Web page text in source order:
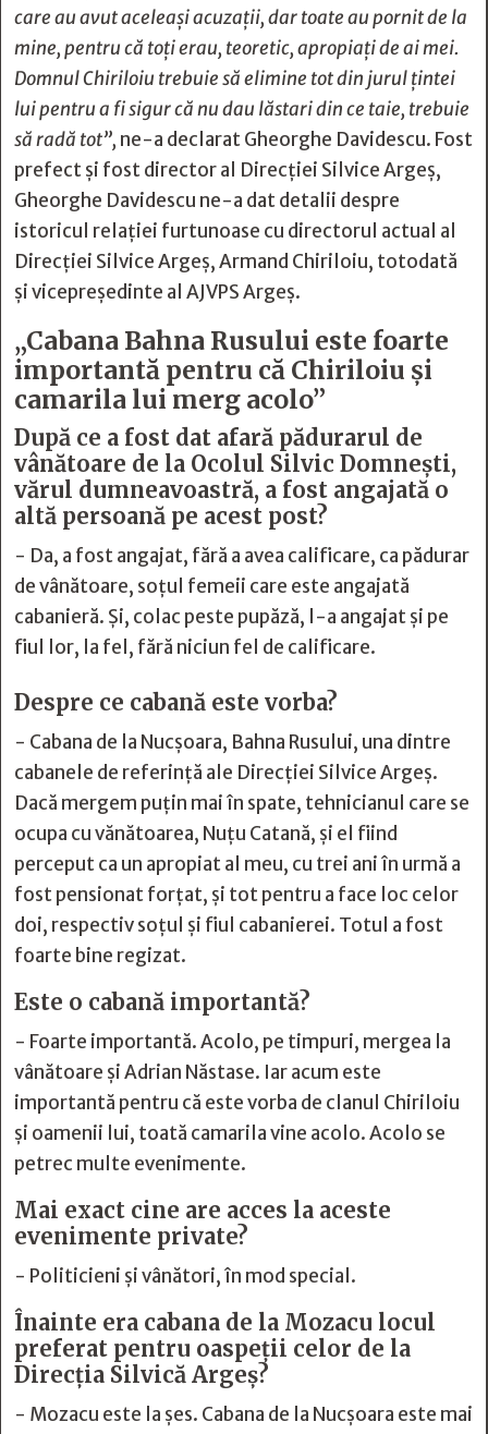
care au avut aceleași acuzații, dar toate au pornit de la
mine, pentru că toți erau, teoretic, apropiați de ai mei.
Domnul Chiriloiu trebuie să elimine tot din jurul țintei
lui pentru a fi sigur că nu dau lăstari din ce taie, trebuie
să radă tot”, ne-a declarat Gheorghe Davidescu. Fost
prefect și fost director al Direcției Silvice Argeș,
Gheorghe Davidescu ne-a dat detalii despre
istoricul relației furtunoase cu directorul actual al
Direcției Silvice Argeș, Armand Chiriloiu, totodată
și vicepreședinte al AJVPS Argeș.
„Cabana Bahna Rusului este foarte
importantă pentru că Chiriloiu și
camarila lui merg acolo”
După ce a fost dat afară pădurarul de
vânătoare de la Ocolul Silvic Domnești,
vărul dumneavoastră, a fost angajată o
altă persoană pe acest post?
- Da, a fost angajat, fără a avea calificare, ca pădurar
de vânătoare, soțul femeii care este angajată
cabanieră. Și, colac peste pupăză, l-a angajat și pe
fiul lor, la fel, fără niciun fel de calificare.
Despre ce cabană este vorba?
- Cabana de la Nucșoara, Bahna Rusului, una dintre
cabanele de referință ale Direcției Silvice Argeș.
Dacă mergem puțin mai în spate, tehnicianul care se
ocupa cu vănătoarea, Nuțu Catană, și el fiind
perceput ca un apropiat al meu, cu trei ani în urmă a
fost pensionat forțat, și tot pentru a face loc celor
doi, respectiv soțul și fiul cabanierei. Totul a fost
foarte bine regizat.
Este o cabană importantă?
- Foarte importantă. Acolo, pe timpuri, mergea la
vânătoare și Adrian Năstase. Iar acum este
importantă pentru că este vorba de clanul Chiriloiu
și oamenii lui, toată camarila vine acolo. Acolo se
petrec multe evenimente.
Mai exact cine are acces la aceste
evenimente private?
- Politicieni și vânători, în mod special.
Înainte era cabana de la Mozacu locul
preferat pentru oaspeții celor de la
Direcția Silvică Argeș?
- Mozacu este la șes. Cabana de la Nucșoara este mai